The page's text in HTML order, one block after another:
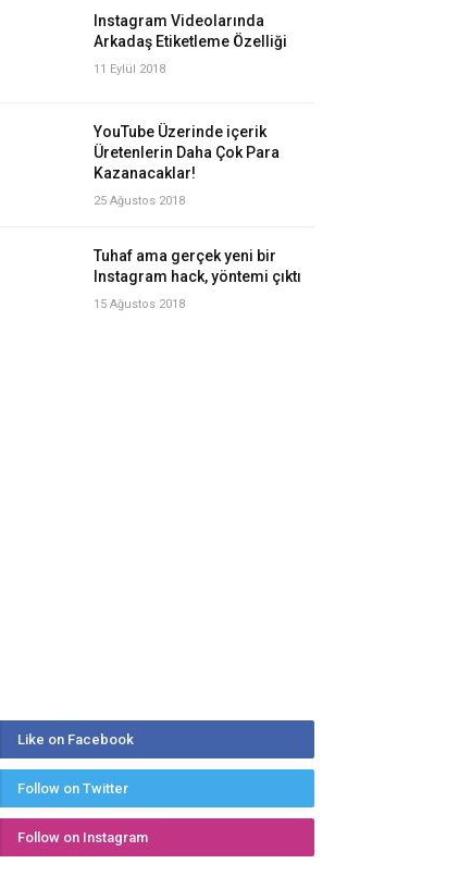
Instagram Videolarında
Arkadaş Etiketleme Özelliği
11 Eylül 2018
YouTube Üzerinde içerik
Üretenlerin Daha Çok Para
Kazanacaklar!
25 Ağustos 2018
Tuhaf ama gerçek yeni bir
Instagram hack, yöntemi çıktı
15 Ağustos 2018
Like on Facebook
Follow on Twitter
Follow on Instagram